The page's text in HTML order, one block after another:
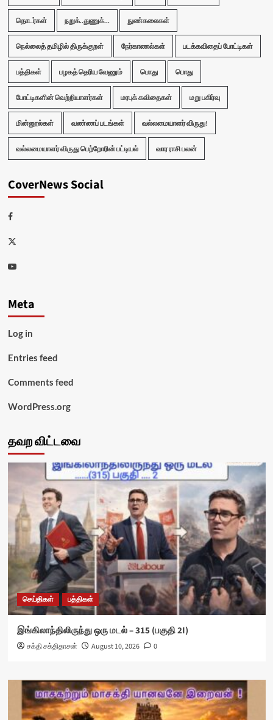
தொடர்கள் நறுக்..துணுக்... நுண்கலைகள்
நெல்லைத் தமிழில் திருக்குறள் நேர்காணல்கள் படக்கவிதைப் போட்டிகள்
பத்திகள் பழகத் தெரிய வேணும் பொது பொது
போட்டிகளின் வெற்றியாளர்கள் மரபுக் கவிதைகள் மறு பகிர்வு
மின்னூல்கள் வண்ணப் படங்கள் வல்லமையாளர் விருது!
வல்லமையாளர் விருது பெற்றோரின் பட்டியல் வார ராசி பலன்
CoverNews Social
Facebook
Twitter
Youtube
Meta
Log in
Entries feed
Comments feed
WordPress.org
தவற விட்டவை
செய்திகள் பத்திகள்
இங்கிலாந்திலிருந்து ஒரு மடல் – 315 (பகுதி 2I)
சக்தி சக்திதாசன் August 10, 2026 0